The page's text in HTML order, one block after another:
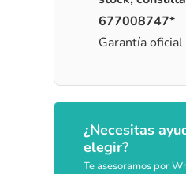
677008747*
Garantía oficial
¿Necesitas
elegir?
Te asesoramos por